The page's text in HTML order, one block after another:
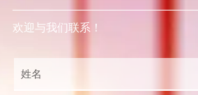
欢迎与我们联系！